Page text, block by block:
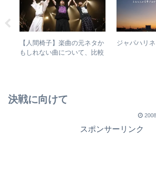
【人間椅子】楽曲の元ネタか
もしれない曲について、比較
ジャパハリ
決戦に向けて
スポンサーリンク